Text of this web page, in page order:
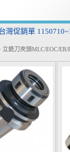
促銷單
立銑刀夾頭MLC/EOC/